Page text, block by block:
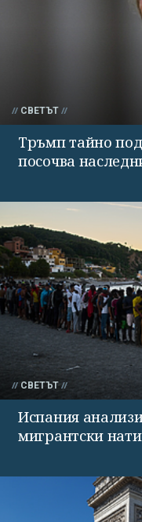
СВЕТЪТ
Тръмп тайно
посочва
СВЕТЪТ
Испания
мигрантски